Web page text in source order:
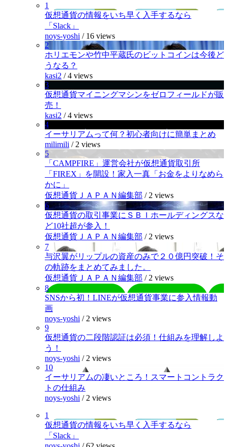
1
仮想通貨の情報をいち早く入手するなら
「Slack」
noys-yoshi / 16 views
2
ホリエモンや竹中平蔵氏のビットコインは今後ど
うなる？
kasi2 /4 views
3
仮想通貨マイニングマシンをゼロフィールドが販
売！
kasi2 /4 views
4
イーサリアムって何？初心者向けに簡単まとめ
milimili / 2 views
5
「CAMPFIRE」運営会社が仮想通貨取引所
「FIREX」を開設！家入一真「お金をよりなめら
かに」
仮想通貨ＪＡＰＡＮ編集部 / 2 views
6
仮想通貨の取引事業にＳＢＩホールディングスな
ど10社超が参入！
仮想通貨ＪＡＰＡＮ編集部 / 2 views
7
与沢翼がリップルの資産のみで２０億円突破！そ
の軌跡をまとめてみました。
仮想通貨ＪＡＰＡＮ編集部 / 2 views
8
SNSから初！LINEが仮想通貨事業に参入情報動
画
noys-yoshi / 2 views
9
仮想通貨の二段階認証は必須！仕組みを理解しよ
う！
noys-yoshi / 2 views
10
イーサリアムの凄いところ！スマートコントラク
トの仕組み
noys-yoshi / 2 views
1
仮想通貨の情報をいち早く入手するなら
「Slack」